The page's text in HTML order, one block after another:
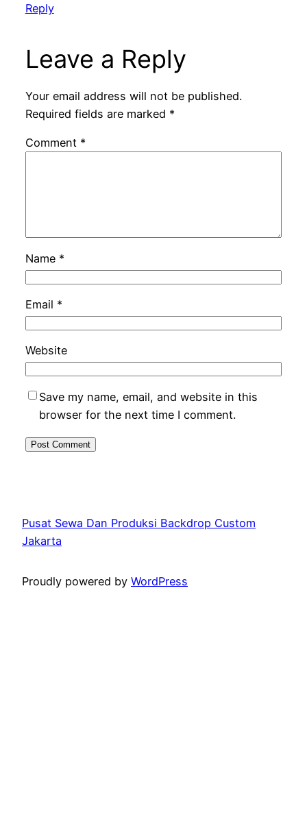
Reply
Leave a Reply
Your email address will not be published.
Required fields are marked *
Comment *
Name *
Email *
Website
Save my name, email, and website in this
browser for the next time I comment.
Pusat Sewa Dan Produksi Backdrop Custom
Jakarta
Proudly powered by WordPress